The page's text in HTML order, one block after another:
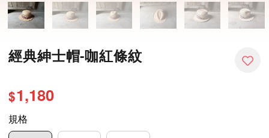
經典紳士帽-咖紅條紋
$1,180
規格